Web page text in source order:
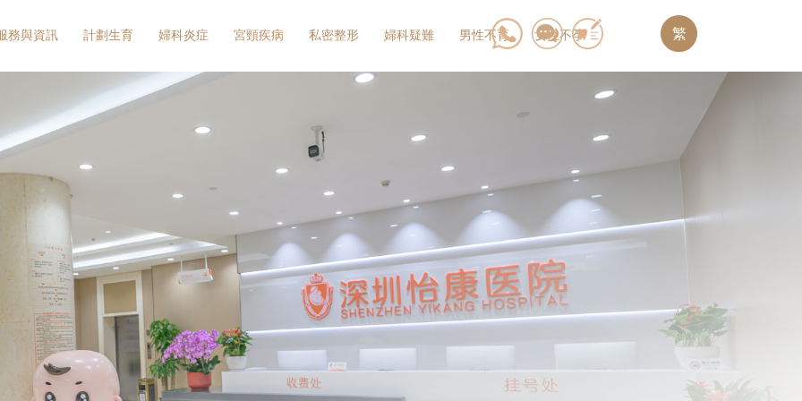
務與資訊 計劃生育 婦科炎症 宮頸疾病 私密整形 婦科疑難 男性不育 女性不孕 繁